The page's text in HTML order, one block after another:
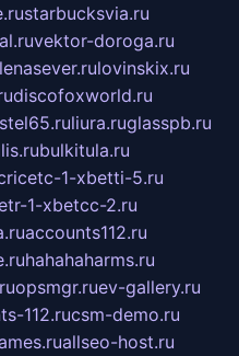
starbucksvia.ru
vektor-doroga.ru
lenasever.rulovinskix.ru
discofoxworld.ru
liura.ruglasspb.ru
bulkitula.ru
1-xbetti-5.ru
1-xbetcc-2.ru
accounts112.ru
hahahaharms.ru
opsmgr.ruev-gallery.ru
112.rucsm-demo.ru
allseo-host.ru